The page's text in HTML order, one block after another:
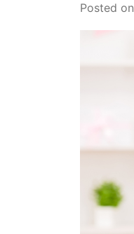
Posted on